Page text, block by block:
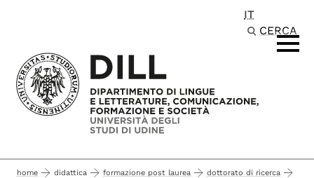
IT
CERCA
home didattica formazione post laurea dottorato di ricerca